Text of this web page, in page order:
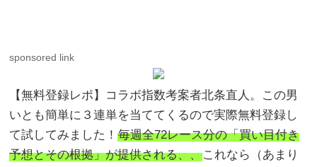
sponsored link
【無料登録レポ】コラボ指数考案者北条直人。この男
いとも簡単に３連単を当ててくるので実際無料登録し
て試してみました！毎週全72レース分の「買い目付き
予想とその根拠」が提供される、、これなら（あまり